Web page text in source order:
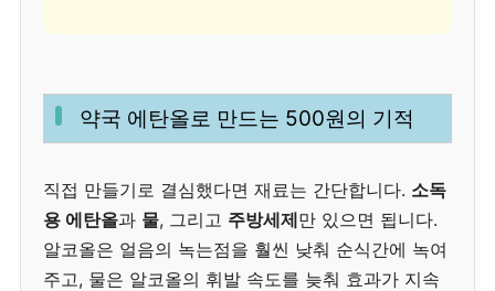
약국 에탄올로 만드는 500원의 기적
직접 만들기로 결심했다면 재료는 간단합니다. 소독
용 에탄올과 물, 그리고 주방세제만 있으면 됩니다.
알코올은 얼음의 녹는점을 훨씬 낮춰 순식간에 녹여
주고, 물은 알코올의 휘발 속도를 늦춰 효과가 지속